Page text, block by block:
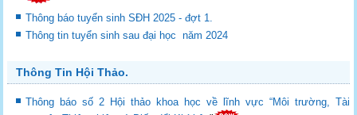
Thông báo tuyển sinh SĐH 2025 - đợt 1.
Thông tin tuyển sinh sau đại học năm 2024
Thông Tin Hội Thảo.
Thông báo số 2 Hội thảo khoa học về lĩnh vực “Môi trường, Tài